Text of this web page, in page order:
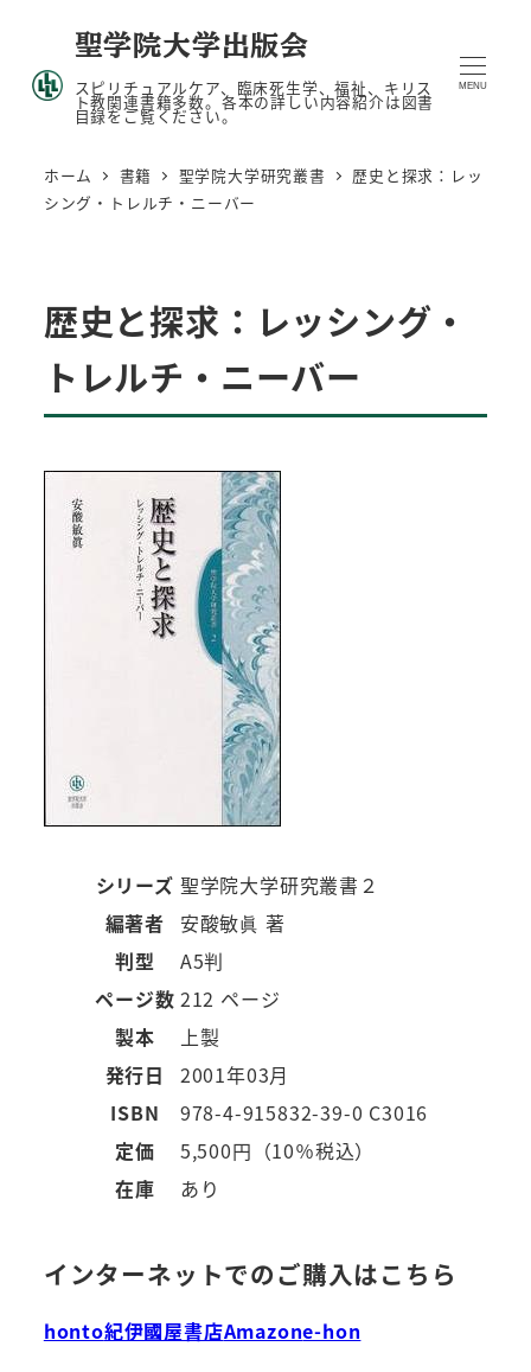
聖学院大学出版会
スピリチュアルケア、臨床死生学、福祉、キリス
ト教関連書籍多数。各本の詳しい内容紹介は図書
目録をご覧ください。
MENU
ホーム 書籍 聖学院大学研究叢書
歴史と探求：レッ
シング・トレルチ・ニーバー
歴史と探求：レッシング・
トレルチ・ニーバー
シリーズ 聖学院大学研究叢書２
編著者
安酸敏眞 著
判型
A5判
ページ数 212 ページ
製本
上製
発行日
2001年03月
ISBN
978-4-915832-39-0 C3016
定価
5,500円（10％税込）
在庫
あり
インターネットでのご購入はこちら
honto紀伊國屋書店Amazone-hon